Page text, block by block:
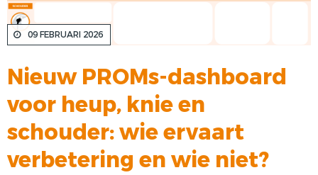
VOORSTE KRUISBAND
SYNTHETISEREN VAN LROI-DATA
09 FEBRUARI 2026
Nieuw PROMs-dashboard
voor heup, knie en
schouder: wie ervaart
verbetering en wie niet?